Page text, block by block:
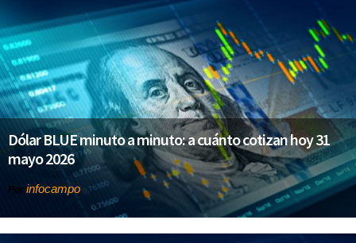
Dólar BLUE minuto a minuto: a cuánto cotizan hoy 31
mayo 2026
Por infocampo